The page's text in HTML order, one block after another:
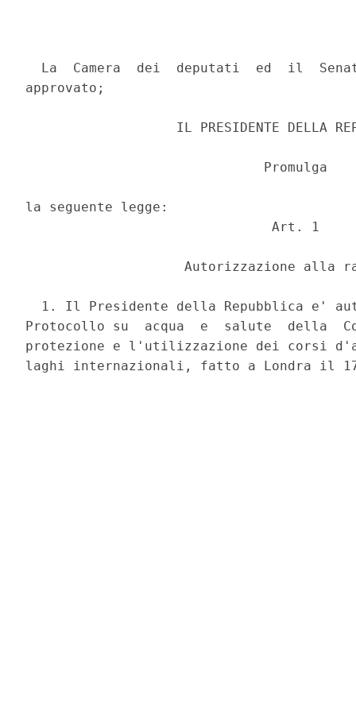
La  Camera  dei  deputati  ed  il
approvato;
IL PRESIDENTE DELLA
                              Promulga
la seguente legge:
                               Art. 1
Autorizzazione alla
1. Il Presidente della Repubblica e'
Protocollo su  acqua  e  salute  della
protezione e l'utilizzazione dei corsi